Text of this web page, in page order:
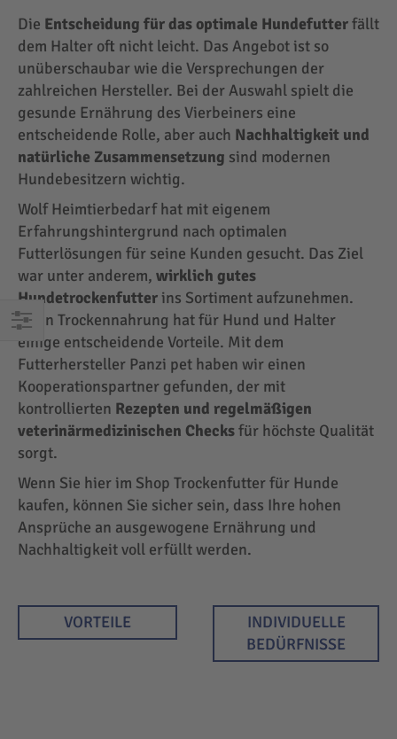
EINKAUFEN
NACH
Die Entscheidung für das optimale Hundefutterfällt
dem Halter oft nicht leicht. Das Angebot ist so
unüberschaubar wie die Versprechungen der
zahlreichen Hersteller. Bei der Auswahl spielt die
gesunde Ernährung des Vierbeiners eine
entscheidende Rolle, aber auch Nachhaltigkeit und
natürliche Zusammensetzung sind modernen
Hundebesitzern wichtig.
Wolf Heimtierbedarf hat mit eigenem
Erfahrungshintergrund nach optimalen
Futterlösungen für seine Kunden gesucht. Das Ziel
war unter anderem, wirklich gutes
Hundetrockenfutter ins Sortiment aufzunehmen.
Denn Trockennahrung hat für Hund und Halter
einige entscheidende Vorteile. Mit dem
Futterhersteller Panzi pet haben wir einen
Kooperationspartner gefunden, der mit
kontrollierten Rezepten und regelmäßigen
veterinärmedizinischen Checksfür höchste Qualität
sorgt.
Wenn Sie hier im Shop Trockenfutter für Hunde
kaufen, können Sie sicher sein, dass Ihre hohen
Ansprüche an ausgewogene Ernährung und
Nachhaltigkeit voll erfüllt werden.
VORTEILE
INDIVIDUELLE
BEDÜRFNISSE